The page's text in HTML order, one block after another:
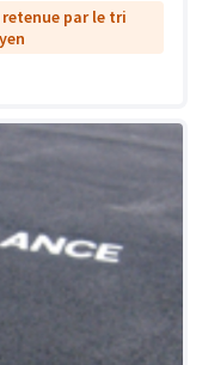
retenue par le tri